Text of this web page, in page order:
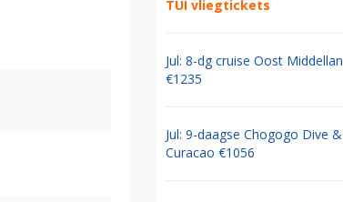
TUI vliegtickets
Jul: 8-dg cruise Oost
€1235
Jul: 9-daagse Chogogo Dive
Curacao €1056